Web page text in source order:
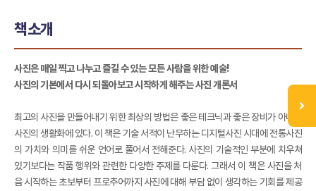
책소개
사진은 매일 찍고 나누고 즐길 수 있는 모든 사람을 위한 예술!
사진의 기본에서 다시 되돌아보고 시작하게 해주는 사진 개론서
최고의 사진을 만들어내기 위한 최상의 방법은 좋은 테크닉과 좋은 장비가 아니라
사진의 생활화에 있다. 이 책은 기술 서적이 난무하는 디지털사진 시대에 전통사진
의 가치와 의미를 쉬운 언어로 풀어서 전해준다. 사진의 기술적인 부분에 치우쳐
있기보다는 작품 행위와 관련한 다양한 주제를 다룬다. 그래서 이 책은 사진을 처
음 시작하는 초보부터 프로추어까지 사진에 대해 부담 없이 생각하는 기회를 제공